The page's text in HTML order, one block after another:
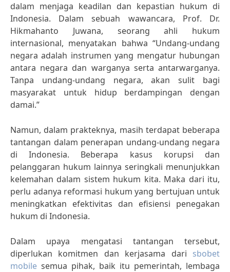
dalam menjaga keadilan dan kepastian hukum di
Indonesia. Dalam sebuah wawancara, Prof. Dr.
Hikmahanto Juwana, seorang ahli hukum
internasional, menyatakan bahwa “Undang-undang
negara adalah instrumen yang mengatur hubungan
antara negara dan warganya serta antarwarganya.
Tanpa undang-undang negara, akan sulit bagi
masyarakat untuk hidup berdampingan dengan
damai.”
Namun, dalam prakteknya, masih terdapat beberapa
tantangan dalam penerapan undang-undang negara
di Indonesia. Beberapa kasus korupsi dan
pelanggaran hukum lainnya seringkali menunjukkan
kelemahan dalam sistem hukum kita. Maka dari itu,
perlu adanya reformasi hukum yang bertujuan untuk
meningkatkan efektivitas dan efisiensi penegakan
hukum di Indonesia.
Dalam upaya mengatasi tantangan tersebut,
diperlukan komitmen dan kerjasama dari sbobet
mobile semua pihak, baik itu pemerintah, lembaga